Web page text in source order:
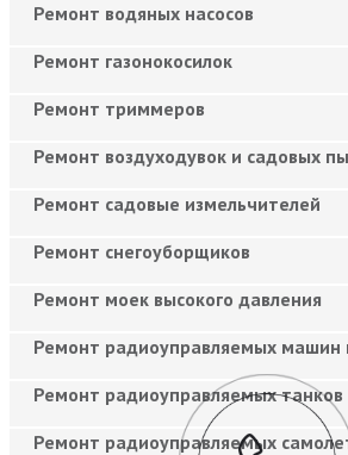
Ремонт водяных насосов
Ремонт газонокосилок
Ремонт триммеров
Ремонт воздуходувок и садовых
Ремонт садовые измельчителей
Ремонт снегоуборщиков
Ремонт моек высокого давления
Ремонт радиоуправляемых машин
Ремонт радиоуправляемых танков
Ремонт радиоуправляемых